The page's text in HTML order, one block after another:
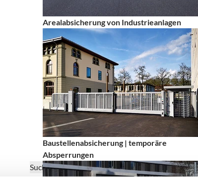
Arealabsicherung von Industrieanlagen
Baustellenabsicherung | temporäre
Absperrungen